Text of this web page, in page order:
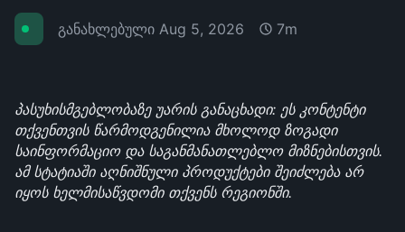
განახლებული Aug 5, 2026 7m
პასუხისმგებლობაზე უარის განაცხადი: ეს კონტენტი
თქვენთვის წარმოდგენილია მხოლოდ ზოგადი
საინფორმაციო და საგანმანათლებლო მიზნებისთვის.
ამ სტატიაში აღნიშნული პროდუქტები შეიძლება არ
იყოს ხელმისაწვდომი თქვენს რეგიონში.